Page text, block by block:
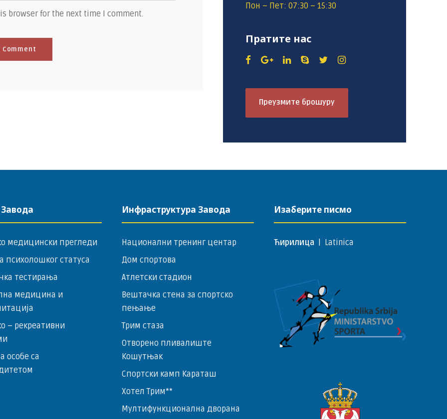
browser for the next time I comment.
Пон – Пет: 07:30 – 15:30
Пратите нас
Преузмите брошуру
медицински прегледи
психолошког статуса
тестирања
медицина и
– ­рекреативни
особе са
Инфраструктура Завода
Национални тренинг центар
Дом спортова
Атлетски стадион
Вештачка стена за спортско
пењање
Трим стаза
Отворено пливалиште
Кошутњак
Спортски камп Караташ
Хотел Трим**
Мултифункционална дворана
Изаберите писмо
Ћирилица Latinica